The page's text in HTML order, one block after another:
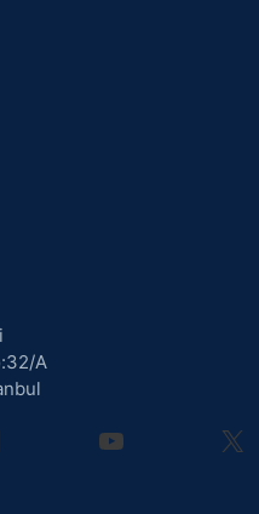
A
youtube X